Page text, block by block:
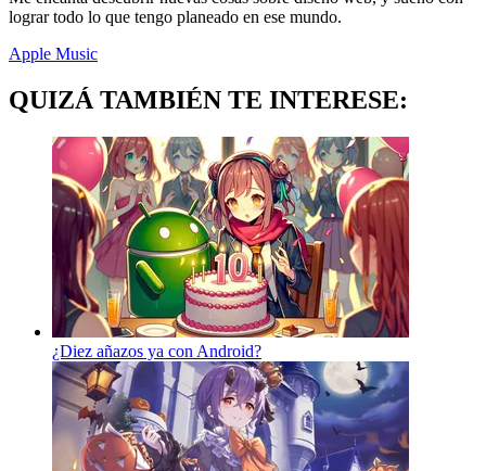
lograr todo lo que tengo planeado en ese mundo.
Apple Music
QUIZÁ TAMBIÉN TE INTERESE:
¿Diez añazos ya con Android?